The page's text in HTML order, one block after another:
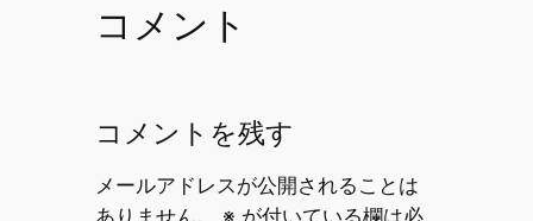
コメント
コメントを残す
メールアドレスが公開されることは
ありません。
※ が付いている欄は必